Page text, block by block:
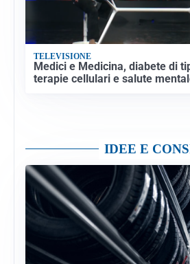
TELEVISIONE
Medici e Medicina, diabete di
terapie cellulari e salute
IDEE E